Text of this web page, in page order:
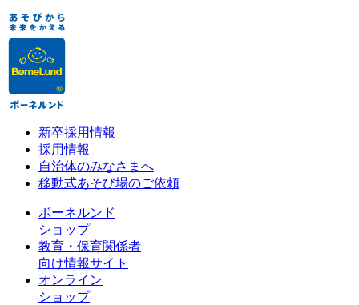
新卒採用情報
採用情報
自治体のみなさまへ
移動式あそび場のご依頼
ボーネルンド
ショップ
教育・保育関係者
向け情報サイト
オンライン
ショップ